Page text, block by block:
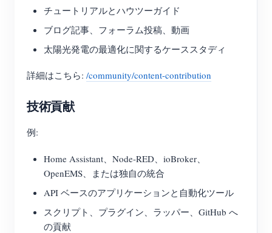
チュートリアルとハウツーガイド
ブログ記事、フォーラム投稿、動画
太陽光発電の最適化に関するケーススタディ
詳細はこちら: /community/content-contribution
技術貢献
例:
Home Assistant、Node-RED、ioBroker、
OpenEMS、または独自の統合
API ベースのアプリケーションと自動化ツール
スクリプト、プラグイン、ラッパー、GitHub へ
の貢献